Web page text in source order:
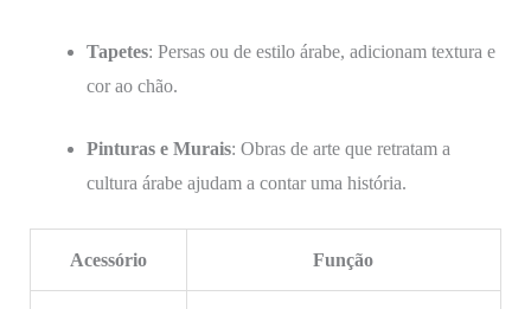
Tapetes: Persas ou de estilo árabe, adicionam textura e
cor ao chão.
Pinturas e Murais: Obras de arte que retratam a
cultura árabe ajudam a contar uma história.
Acessório Função